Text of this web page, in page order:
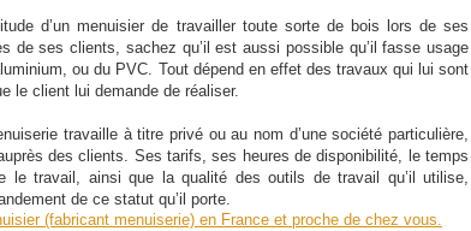
d’un menuisier de travailler toute sorte de bois lors de ses
de ses clients, sachez qu’il est aussi possible qu’il fasse usage
ou du PVC. Tout dépend en effet des travaux qui lui sont
le client lui demande de réaliser.
travaille à titre privé ou au nom d’une société particulière,
des clients. Ses tarifs, ses heures de disponibilité, le temps
le travail, ainsi que la qualité des outils de travail qu’il utilise,
de ce statut qu’il porte.
(fabricant menuiserie) en France et proche de chez vous.